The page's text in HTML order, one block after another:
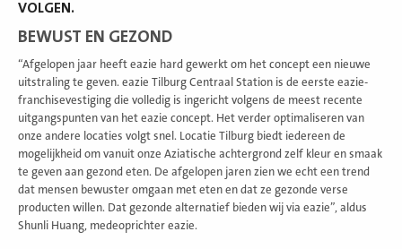
VOLGEN.
BEWUST EN GEZOND
“Afgelopen jaar heeft eazie hard gewerkt om het concept een nieuwe
uitstraling te geven. eazie Tilburg Centraal Station is de eerste eazie-
franchisevestiging die volledig is ingericht volgens de meest recente
uitgangspunten van het eazie concept. Het verder optimaliseren van
onze andere locaties volgt snel. Locatie Tilburg biedt iedereen de
mogelijkheid om vanuit onze Aziatische achtergrond zelf kleur en smaak
te geven aan gezond eten. De afgelopen jaren zien we echt een trend
dat mensen bewuster omgaan met eten en dat ze gezonde verse
producten willen. Dat gezonde alternatief bieden wij via eazie”, aldus
Shunli Huang, medeoprichter eazie.